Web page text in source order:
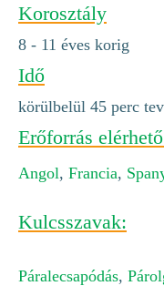
Korosztály
8 - 11 éves korig
Idő
körülbelül 45 perc
Erőforrás
Angol, Francia,
Kulcsszavak:
Páralecsapódás,